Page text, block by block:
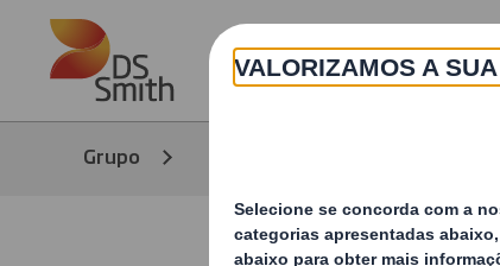
Skip to main content
Grupo